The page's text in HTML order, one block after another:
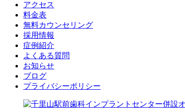
アクセス
料金表
無料カウンセリング
採用情報
症例紹介
よくある質問
お知らせ
ブログ
プライバシーポリシー